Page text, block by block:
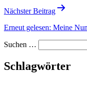
Nächster Beitrag
Erneut gelesen: Meine
Suchen …
Schlagwörter